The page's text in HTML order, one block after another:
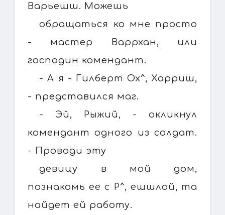
Варьешш. Можешь
обращаться ко мне просто
- мастер Варрхан, или
господин комендант.
- А я - Гилберт Ох^, Харриш,
- представился маг.
- Эй, Рыжий, - окликнул
комендант одного из солдат.
- Проводи эту
девицу в мой дом,
познакомь ее с Р^, ешшлой, та
найдет ей работу.